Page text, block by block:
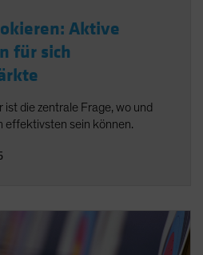
Aktive
für sich
die zentrale Frage, wo und
effektivsten sein können.